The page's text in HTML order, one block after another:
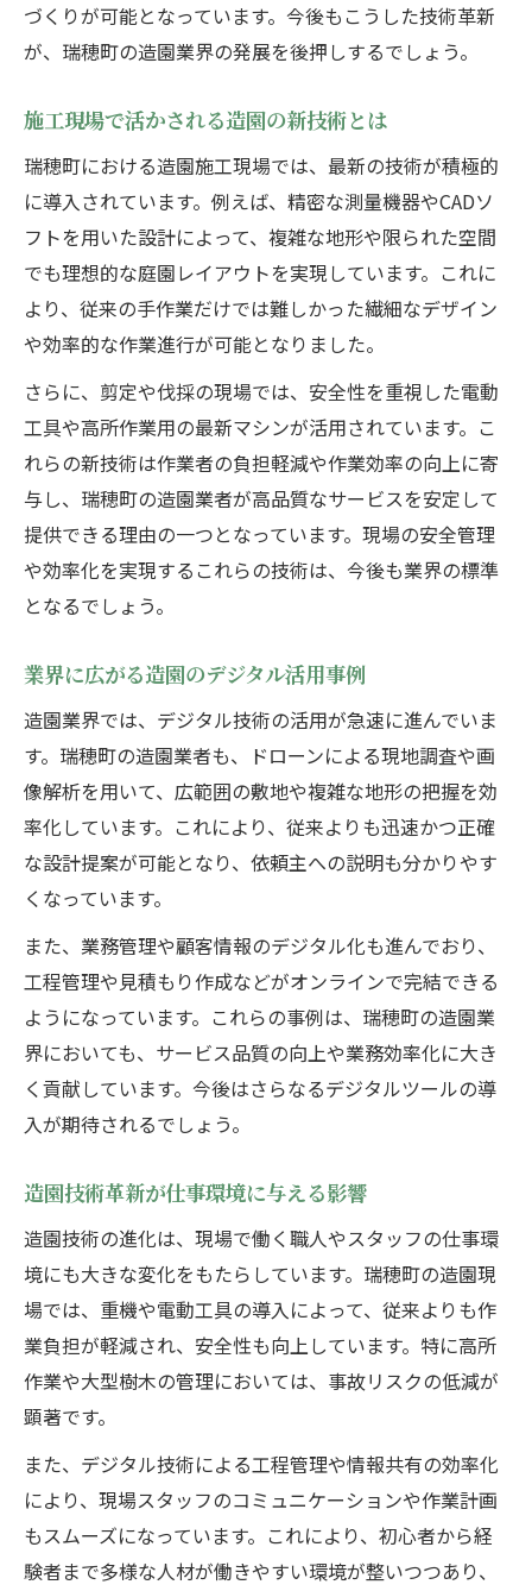
づくりが可能となっています。今後もこうした技術革新
が、瑞穂町の造園業界の発展を後押しするでしょう。
施工現場で活かされる造園の新技術とは
瑞穂町における造園施工現場では、最新の技術が積極的
に導入されています。例えば、精密な測量機器やCADソ
フトを用いた設計によって、複雑な地形や限られた空間
でも理想的な庭園レイアウトを実現しています。これに
より、従来の手作業だけでは難しかった繊細なデザイン
や効率的な作業進行が可能となりました。
さらに、剪定や伐採の現場では、安全性を重視した電動
工具や高所作業用の最新マシンが活用されています。こ
れらの新技術は作業者の負担軽減や作業効率の向上に寄
与し、瑞穂町の造園業者が高品質なサービスを安定して
提供できる理由の一つとなっています。現場の安全管理
や効率化を実現するこれらの技術は、今後も業界の標準
となるでしょう。
業界に広がる造園のデジタル活用事例
造園業界では、デジタル技術の活用が急速に進んでいま
す。瑞穂町の造園業者も、ドローンによる現地調査や画
像解析を用いて、広範囲の敷地や複雑な地形の把握を効
率化しています。これにより、従来よりも迅速かつ正確
な設計提案が可能となり、依頼主への説明も分かりやす
くなっています。
また、業務管理や顧客情報のデジタル化も進んでおり、
工程管理や見積もり作成などがオンラインで完結できる
ようになっています。これらの事例は、瑞穂町の造園業
界においても、サービス品質の向上や業務効率化に大き
く貢献しています。今後はさらなるデジタルツールの導
入が期待されるでしょう。
造園技術革新が仕事環境に与える影響
造園技術の進化は、現場で働く職人やスタッフの仕事環
境にも大きな変化をもたらしています。瑞穂町の造園現
場では、重機や電動工具の導入によって、従来よりも作
業負担が軽減され、安全性も向上しています。特に高所
作業や大型樹木の管理においては、事故リスクの低減が
顕著です。
また、デジタル技術による工程管理や情報共有の効率化
により、現場スタッフのコミュニケーションや作業計画
もスムーズになっています。これにより、初心者から経
験者まで多様な人材が働きやすい環境が整いつつあり、